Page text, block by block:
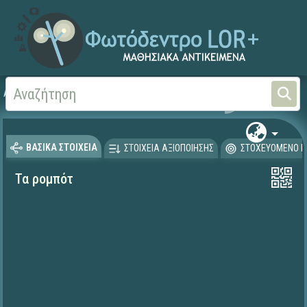
Αρχική ΕΡΓΑ ΙΤΥΕ 1996-2008
ΒΑΣΙΚΑ ΣΤΟΙΧΕΙΑ ΣΤΟΙΧΕΙΑ ΑΞΙΟΠΟΙΗΣΗΣ ΣΤΟΧΕΥΟΜΕΝΟ
Τα ρομπότ